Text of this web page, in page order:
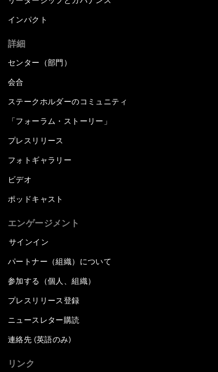
インパクト
詳細
センター（部門）
会合
ステークホルダーのコミュニティ
「フォーラム・ストーリー」
プレスリリース
フォトギャラリー
ビデオ
ポッドキャスト
エンゲージメント
サインイン
パートナー（組織）について
参加する（個人、組織）
プレスリリース登録
ニュースレター購読
連絡先 (英語のみ)
リンク